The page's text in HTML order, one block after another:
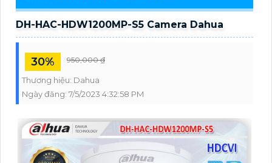
DH-HAC-HDW1200MP-S5 Camera Dahua
30% 950,000 ₫
Thương hiệu: Dahua
Ngày đăng: 7/5/2023 4:32:58 PM